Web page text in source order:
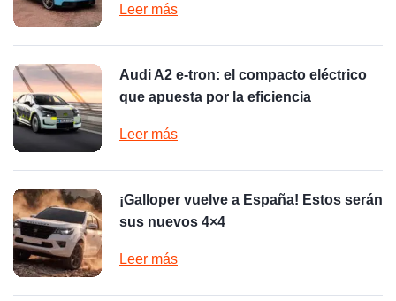
Leer más
Audi A2 e-tron: el compacto eléctrico
que apuesta por la eficiencia
Leer más
¡Galloper vuelve a España! Estos serán
sus nuevos 4×4
Leer más